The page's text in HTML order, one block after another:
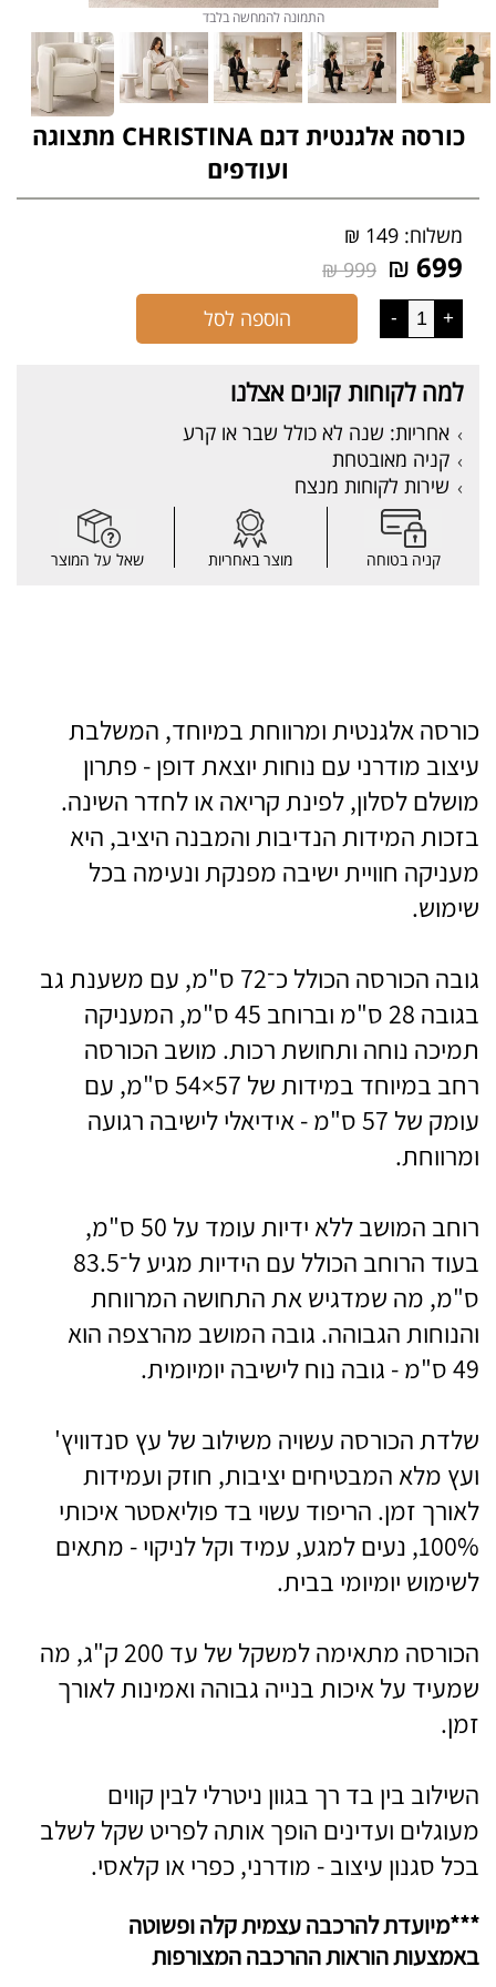
התמונה להמחשה בלבד
כורסה אלגנטית דגם CHRISTINA מתצוגה
ועודפים
משלוח: 149 ₪
699 ₪
999 ₪
+
- הוספה לסל
למה לקוחות קונים אצלנו
אחריות: שנה לא כולל שבר או קרע
קניה מאובטחת
שירות לקוחות מנצח
קניה בטוחה מוצר באחריות שאל על המוצר
כורסה אלגנטית ומרווחת במיוחד, המשלבת
עיצוב מודרני עם נוחות יוצאת דופן - פתרון
מושלם לסלון, לפינת קריאה או לחדר השינה.
בזכות המידות הנדיבות והמבנה היציב, היא
מעניקה חוויית ישיבה מפנקת ונעימה בכל
שימוש.
גובה הכורסה הכולל כ־72 ס"מ, עם משענת גב
בגובה 28 ס"מ וברוחב 45 ס"מ, המעניקה
תמיכה נוחה ותחושת רכות. מושב הכורסה
רחב במיוחד במידות של 57×54 ס"מ, עם
עומק של 57 ס"מ - אידיאלי לישיבה רגועה
ומרווחת.
רוחב המושב ללא ידיות עומד על 50 ס"מ,
בעוד הרוחב הכולל עם הידיות מגיע ל־83.5
ס"מ, מה שמדגיש את התחושה המרווחת
והנוחות הגבוהה. גובה המושב מהרצפה הוא
49 ס"מ - גובה נוח לישיבה יומיומית.
שלדת הכורסה עשויה משילוב של עץ סנדוויץ'
ועץ מלא המבטיחים יציבות, חוזק ועמידות
לאורך זמן. הריפוד עשוי בד פוליאסטר איכותי
100%, נעים למגע, עמיד וקל לניקוי - מתאים
לשימוש יומיומי בבית.
הכורסה מתאימה למשקל של עד 200 ק"ג, מה
שמעיד על איכות בנייה גבוהה ואמינות לאורך
זמן.
השילוב בין בד רך בגוון ניטרלי לבין קווים
מעוגלים ועדינים הופך אותה לפריט שקל לשלב
בכל סגנון עיצוב - מודרני, כפרי או קלאסי.
***מיועדת להרכבה עצמית קלה ופשוטה
באמצעות הוראות ההרכבה המצורפות